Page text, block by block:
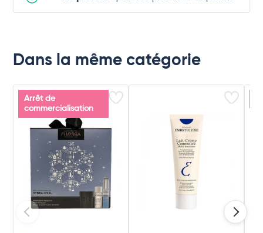
Dans la même catégorie
Arrêt de
commercialisation